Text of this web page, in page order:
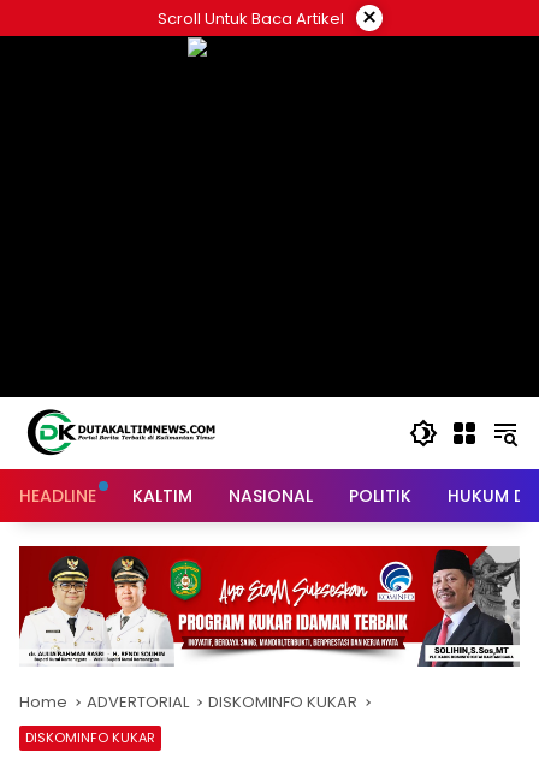
to
Scroll Untuk Baca Artikel ×
HEADLINE KALTIM NASIONAL POLITIK HUKUM
Home ADVERTORIAL DISKOMINFO KUKAR
DISKOMINFO KUKAR